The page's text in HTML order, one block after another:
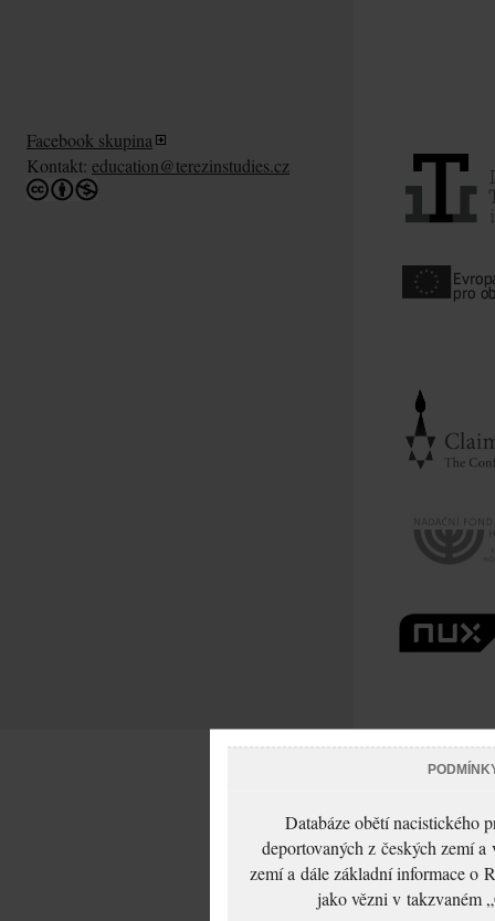
Facebook skupina
Kontakt: education@terezinstudies.cz
Databáze obětí nacistického
deportovaných z českých zemí
zemí a dále základní informace o
jako vězni v takzvaném